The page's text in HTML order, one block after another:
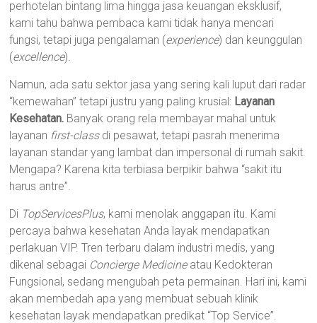
perhotelan bintang lima hingga jasa keuangan eksklusif,
kami tahu bahwa pembaca kami tidak hanya mencari
fungsi, tetapi juga pengalaman (experience) dan keunggulan
(excellence).
Namun, ada satu sektor jasa yang sering kali luput dari radar
“kemewahan” tetapi justru yang paling krusial: Layanan
Kesehatan. Banyak orang rela membayar mahal untuk
layanan first-classdi pesawat, tetapi pasrah menerima
layanan standar yang lambat dan impersonal di rumah sakit.
Mengapa? Karena kita terbiasa berpikir bahwa “sakit itu
harus antre”.
Di TopServicesPlus, kami menolak anggapan itu. Kami
percaya bahwa kesehatan Anda layak mendapatkan
perlakuan VIP. Tren terbaru dalam industri medis, yang
dikenal sebagai Concierge Medicineatau Kedokteran
Fungsional, sedang mengubah peta permainan. Hari ini, kami
akan membedah apa yang membuat sebuah klinik
kesehatan layak mendapatkan predikat “Top Service”.